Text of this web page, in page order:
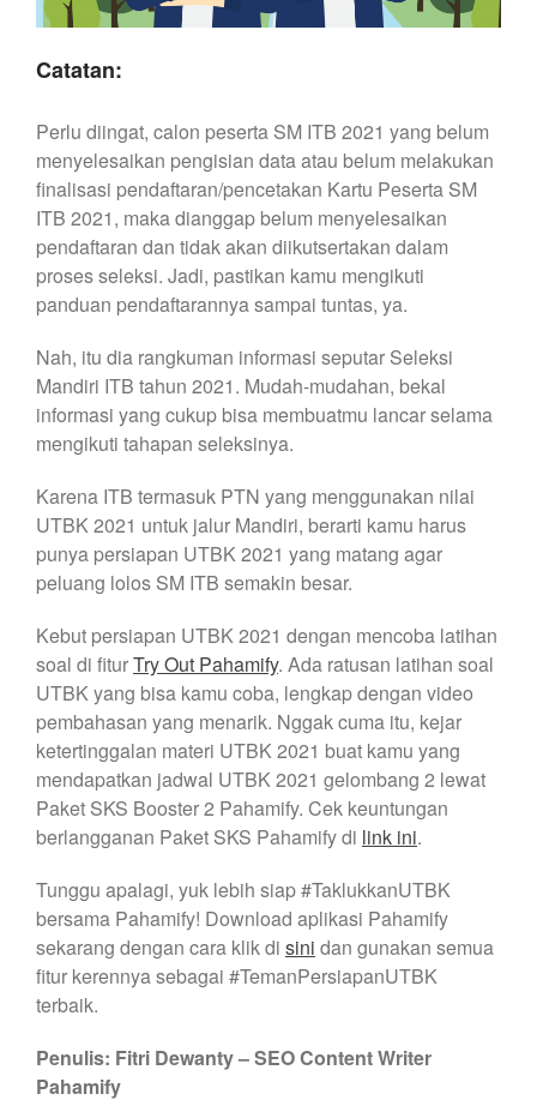
Catatan:
Perlu diingat, calon peserta SM ITB 2021 yang belum
menyelesaikan pengisian data atau belum melakukan
finalisasi pendaftaran/pencetakan Kartu Peserta SM
ITB 2021, maka dianggap belum menyelesaikan
pendaftaran dan tidak akan diikutsertakan dalam
proses seleksi. Jadi, pastikan kamu mengikuti
panduan pendaftarannya sampai tuntas, ya.
Nah, itu dia rangkuman informasi seputar Seleksi
Mandiri ITB tahun 2021. Mudah-mudahan, bekal
informasi yang cukup bisa membuatmu lancar selama
mengikuti tahapan seleksinya.
Karena ITB termasuk PTN yang menggunakan nilai
UTBK 2021 untuk jalur Mandiri, berarti kamu harus
punya persiapan UTBK 2021 yang matang agar
peluang lolos SM ITB semakin besar.
Kebut persiapan UTBK 2021 dengan mencoba latihan
soal di fiturTry Out Pahamify. Ada ratusan latihan soal
UTBK yang bisa kamu coba, lengkap dengan video
pembahasan yang menarik. Nggak cuma itu, kejar
ketertinggalan materi UTBK 2021 buat kamu yang
mendapatkan jadwal UTBK 2021 gelombang 2 lewat
Paket SKS Booster 2 Pahamify. Cek keuntungan
berlangganan Paket SKS Pahamify di link ini.
Tunggu apalagi, yuk lebih siap #TaklukkanUTBK
bersama Pahamify! Download aplikasi Pahamify
sekarang dengan cara klik di sini dan gunakan semua
fitur kerennya sebagai #TemanPersiapanUTBK
terbaik.
Penulis: Fitri Dewanty – SEO Content Writer
Pahamify